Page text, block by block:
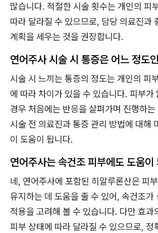
많습니다. 적절한 시술 횟수는 개인의 피
따라 달라질 수 있으므로, 담당 의료진과
계획을 세우는 것을 권장합니다.
연어주사 시술 시 통증은 어느 정도
시술 시 느끼는 통증의 정도는 개인의 피
에 따라 차이가 있을 수 있습니다. 피부가
경우 처음에는 반응을 살펴가며 진행하
시술 전 의료진과 통증 관리 방법에 대해
이 도움이 됩니다.
연어주사는 속건조 피부에도 도움이
네, 연어주사에 포함된 히알루론산은 피
유지하는 데 도움을 줄 수 있어, 속건조가
적용을 고려해 볼 수 있습니다. 다만 효과
피부 상태에 따라 달라질 수 있으므로, 정